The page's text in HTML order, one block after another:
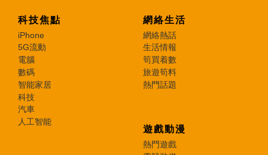
科技焦點
iPhone
5G流動
電腦
數碼
智能家居
科技
汽車
人工智能
網絡生活
網絡熱話
生活情報
筍買着數
旅遊筍料
熱門話題
遊戲動漫
熱門遊戲